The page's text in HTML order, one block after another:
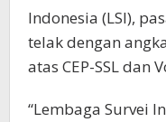
Indonesia (LSI),
telak dengan
atas CEP-SSL dan
“Lembaga Survei